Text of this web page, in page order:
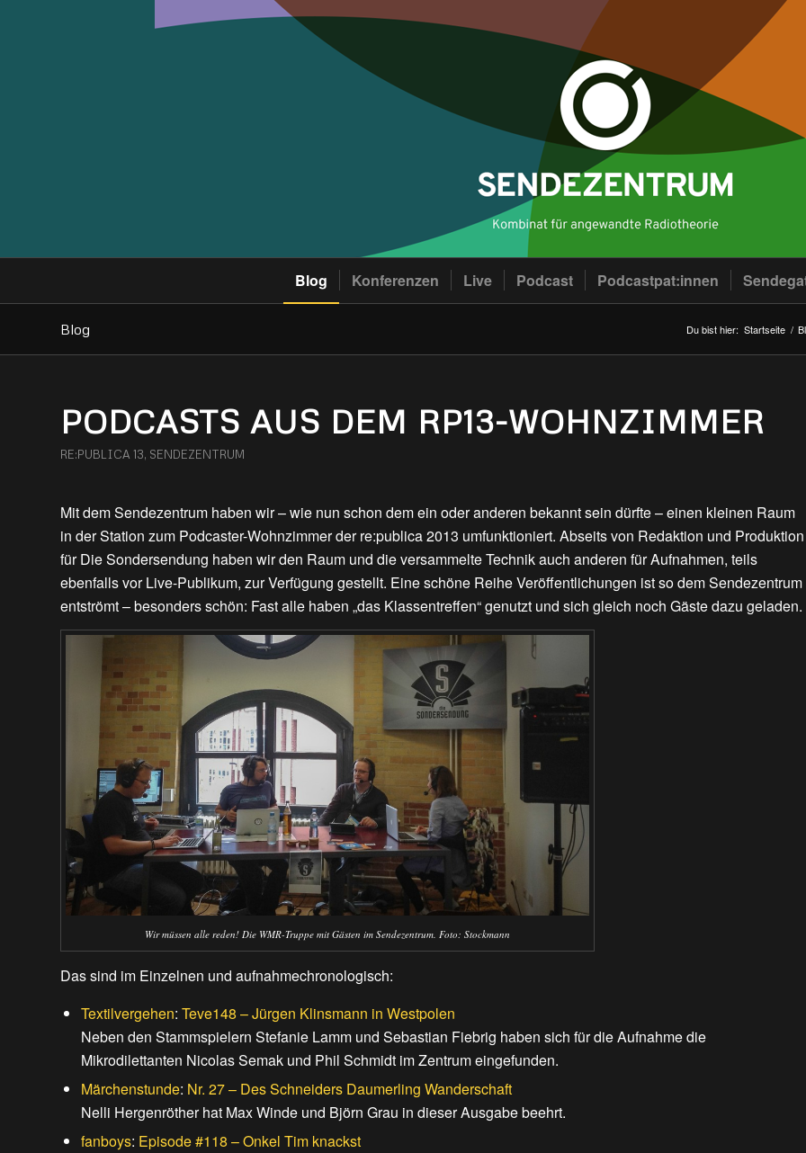
Blog Konferenzen Live Podcast Podcastpat:innen
Blog Du bist hier: Startseite /
PODCASTS AUS DEM RP13-WOHNZIMMER
RE:PUBLICA 13, SENDEZENTRUM
Mit dem Sendezentrum haben wir – wie nun schon dem ein oder anderen bekannt sein dürfte – einen kleinen Raum
in der Station zum Podcaster-Wohnzimmer der re:publica 2013 umfunktioniert. Abseits von Redaktion und Produktion
für Die Sondersendung haben wir den Raum und die versammelte Technik auch anderen für Aufnahmen, teils
ebenfalls vor Live-Publikum, zur Verfügung gestellt. Eine schöne Reihe Veröffentlichungen ist so dem Sendezentrum
entströmt – besonders schön: Fast alle haben „das Klassentreffen“ genutzt und sich gleich noch Gäste dazu geladen.
Wir müssen alle reden! Die WMR-Truppe mit Gästen im Sendezentrum. Foto: Stockmann
Das sind im Einzelnen und aufnahmechronologisch:
Textilvergehen: Teve148 – Jürgen Klinsmann in Westpolen
Neben den Stammspielern Stefanie Lamm und Sebastian Fiebrig haben sich für die Aufnahme die
Mikrodilettanten Nicolas Semak und Phil Schmidt im Zentrum eingefunden.
Märchenstunde: Nr. 27 – Des Schneiders Daumerling Wanderschaft
Nelli Hergenröther hat Max Winde und Björn Grau in dieser Ausgabe beehrt.
fanboys: Episode #118 – Onkel Tim knackst